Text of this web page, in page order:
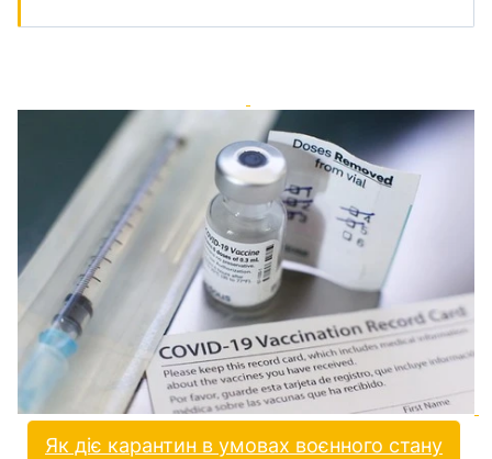
Як діє карантин в умовах воєнного стану
и
С
У
О